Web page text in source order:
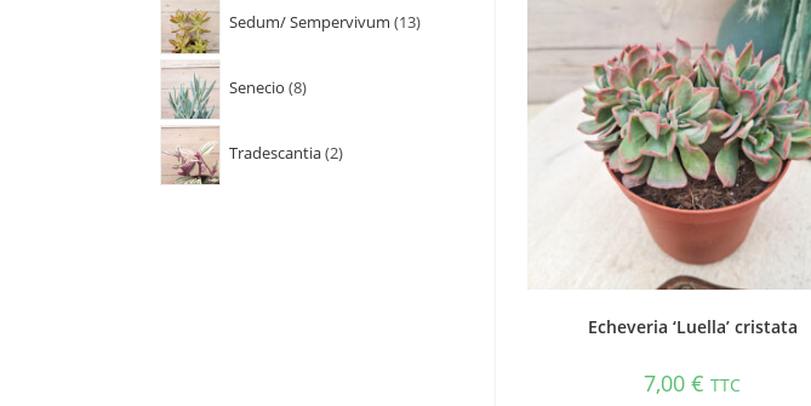
Echeveria ‘Luella’ cristata
7,00€ TTC
Sedum/ Sempervivum 13
Senecio 8
Tradescantia 2